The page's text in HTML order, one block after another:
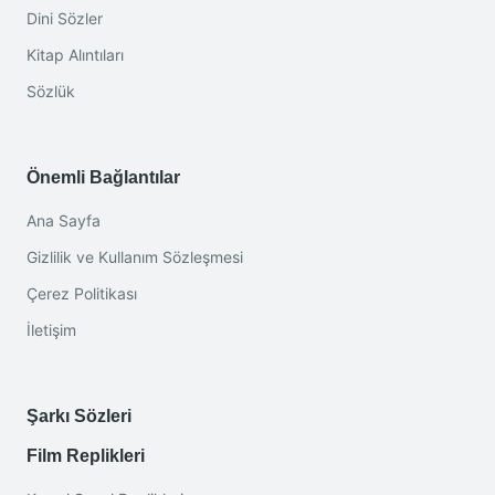
Dini Sözler
Kitap Alıntıları
Sözlük
Önemli Bağlantılar
Ana Sayfa
Gizlilik ve Kullanım Sözleşmesi
Çerez Politikası
İletişim
Şarkı Sözleri
Film Replikleri